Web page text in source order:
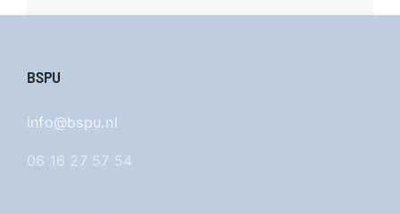
BSPU
info@bspu.nl
06 16 27 57 54